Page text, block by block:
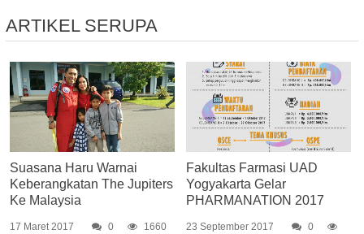
ARTIKEL SERUPA
Suasana Haru Warnai
Keberangkatan The Jupiters
Ke Malaysia
17 Maret 2017 0 1660
Fakultas Farmasi UAD
Yogyakarta Gelar
PHARMANATION 2017
23 September 2017
0